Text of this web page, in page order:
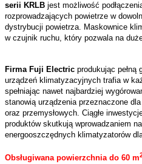
serii KRLB jest możliwość
rozprowadzających powietrze w
dystrybucji powietrza. Maskownice
w czujnik ruchu, który pozwala na
Firma Fuji Electric produkując pełną
urządzeń klimatyzacyjnych trafia w
spełniając nawet najbardziej
stanowią urządzenia przeznaczone
oraz przemysłowych. Ciągłe
produktów skutkują wprowadzaniem
energooszczędnych klimatyzatorów
Obsługiwana powierzchnia do 60 m